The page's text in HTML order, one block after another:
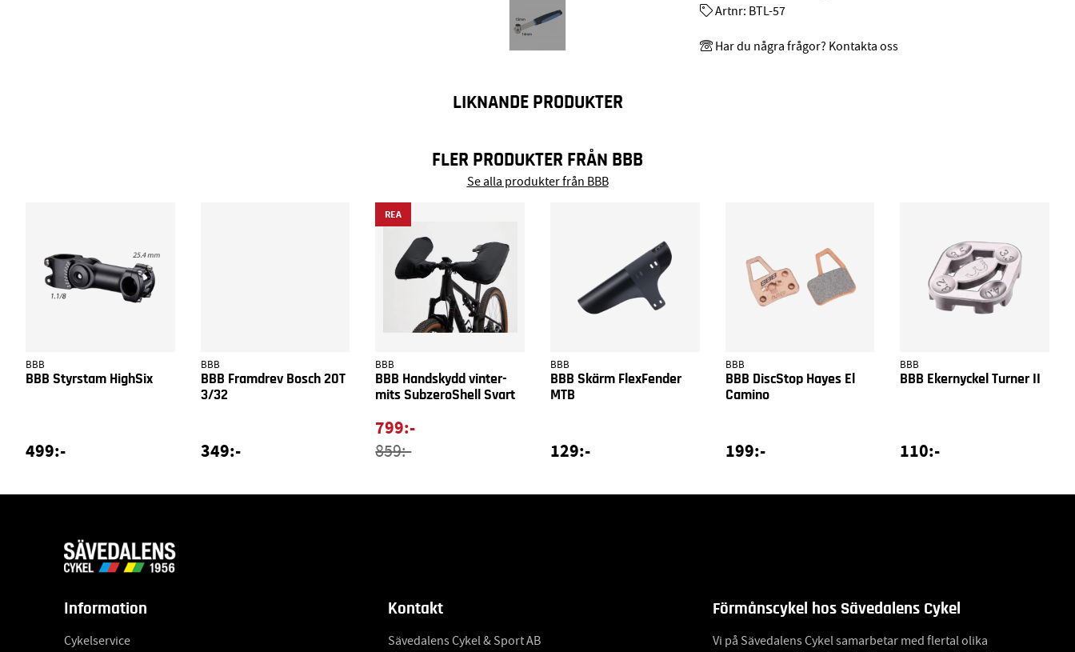
Artnr: BTL-57
Har du några frågor? Kontakta oss
LIKNANDE PRODUKTER
FLER PRODUKTER FRÅN BBB
Se alla produkter från BBB
BBB
BBB Styrstam HighSix
499:-
BBB
BBB Framdrev Bosch 20T
3/32
349:-
REA
BBB
BBB Handskydd vinter-
mits SubzeroShell Svart
799:-
859:-
BBB
BBB Skärm FlexFender
MTB
129:-
BBB
BBB DiscStop Hayes El
Camino
199:-
BBB
BBB Ekernyckel Turner II
110:-
Information
Cykelservice
Kontakt
Sävedalens Cykel & Sport AB
Förmånscykel hos Sävedalens Cykel
Vi på Sävedalens Cykel samarbetar med flertal olika